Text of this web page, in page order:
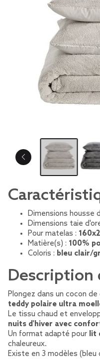
Dimensions housse
Dimensions taie
Pour matelas :
Matière(s) : 100%
Coloris : bleu clair/
Description
Plongez dans un cocon
teddy polaire ultra
Le tissu chaud et
nuits d'hiver avec
Un format adapté pour lit
chaleureux.
Existe en 3 modèles